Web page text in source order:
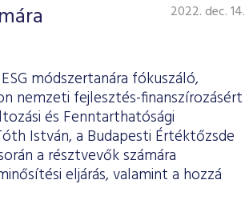
2022. dec. 14.
módszertanára fókuszáló,
nemzeti fejlesztés-finanszírozásért
és Fenntarthatósági
István, a Budapesti Értéktőzsde
a résztvevők számára
eljárás, valamint a hozzá